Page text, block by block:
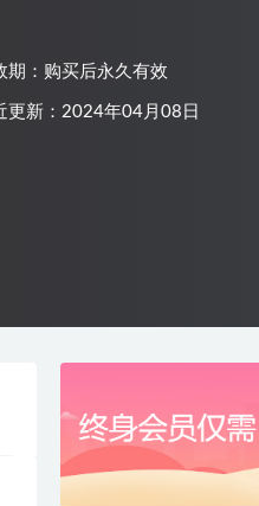
期：购买后永久有效
更新：2024年04月08日